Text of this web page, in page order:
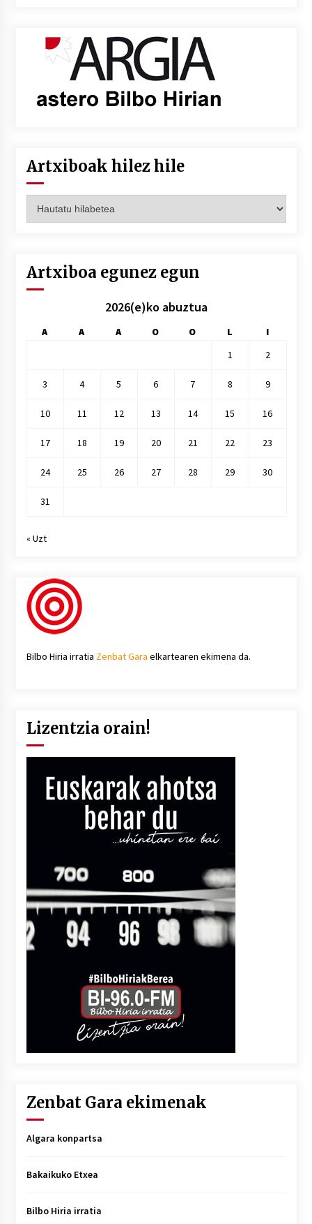
Artxiboak hilez hile
hilez
Artxiboa egunez egun
2026(e)ko abuztua
A A A O O L
I
1
2
3 4 5 6 7 8 9
10 11 12 13 14 15 16
17 18 19 20 21 22 23
24 25 26 27 28 29 30
31
« Uzt
Bilbo Hiria irratia Zenbat Gara elkartearen ekimena da.
Lizentzia orain!
Zenbat Gara ekimenak
Algara konpartsa
Bakaikuko Etxea
Bilbo Hiria irratia